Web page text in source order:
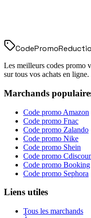
CodePromo
Les meilleurs codes promo
sur tous vos achats en ligne.
Marchands
Code promo Amazon
Code promo Fnac
Code promo Zalando
Code promo Nike
Code promo Shein
Code promo
Code promo Booking
Code promo Sephora
Liens utiles
Tous les marchands